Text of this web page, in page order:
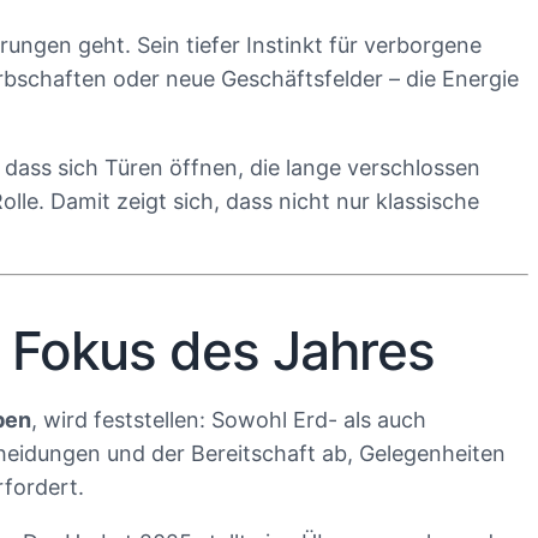
geht. Sein tiefer Instinkt für verborgene
oder neue Geschäftsfelder – die Energie
sich Türen öffnen, die lange verschlossen
Damit zeigt sich, dass nicht nur klassische
des Jahres
, wird feststellen: Sowohl Erd- als auch
und der Bereitschaft ab, Gelegenheiten